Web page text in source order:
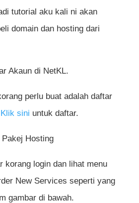
tutorial aku kali ni akan
domain dan hosting dari
Akaun di NetKL.
perlu buat adalah daftar
Klik sini untuk daftar.
Pakej Hosting
korang login dan lihat menu
New Services seperti yang
gambar di bawah.